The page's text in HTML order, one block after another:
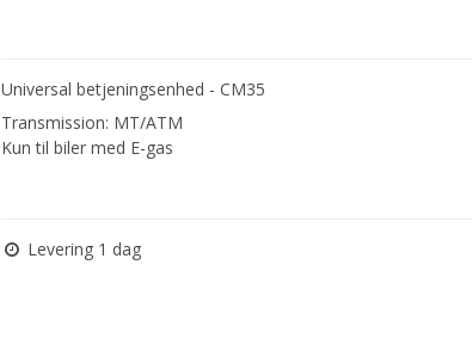
Universal betjeningsenhed - CM35
Transmission: MT/ATM
Kun til biler med E-gas
Levering 1 dag